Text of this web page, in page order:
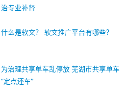
治专业补肾
什么是软文？ 软文推广平台有哪些？
为治理共享单车乱停放 芜湖市共享单车
“定点还车”